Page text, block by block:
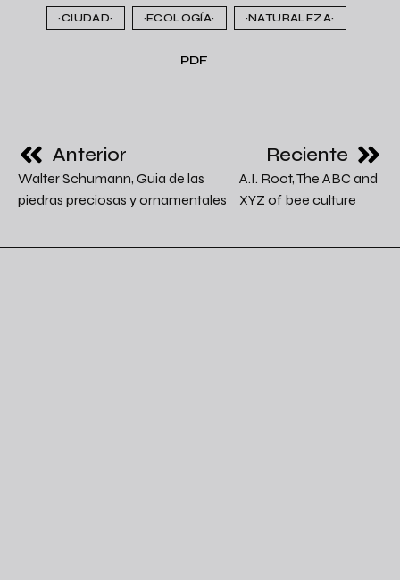
~CIUDAD~ ~ECOLOGÍA~ ~NATURALEZA~
PDF
Anterior
Walter Schumann, Guia de las
piedras preciosas y ornamentales
Reciente
A.I. Root, The ABC and
XYZ of bee culture